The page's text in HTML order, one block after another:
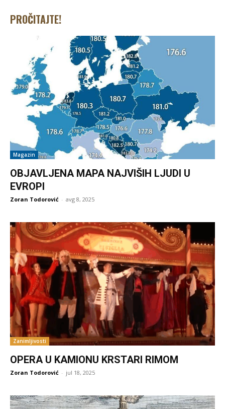
PROČITAJTE!
Magazin
OBJAVLJENA MAPA NAJVIŠIH LJUDI U
EVROPI
Zoran Todorović - avg 8, 2025
Zanimljivosti
OPERA U KAMIONU KRSTARI RIMOM
Zoran Todorović - jul 18, 2025